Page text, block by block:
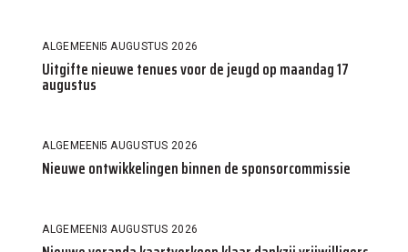
ALGEMEEN5 AUGUSTUS 2026
Uitgifte nieuwe tenues voor de jeugd op maandag 17
augustus
ALGEMEEN5 AUGUSTUS 2026
Nieuwe ontwikkelingen binnen de sponsorcommissie
ALGEMEEN3 AUGUSTUS 2026